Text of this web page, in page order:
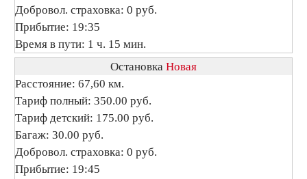
Добровол. страховка: 0 руб.
Прибытие: 19:35
Время в пути: 1 ч. 15 мин.
Остановка Новая
Расстояние: 67,60 км.
Тариф полный: 350.00 руб.
Тариф детский: 175.00 руб.
Багаж: 30.00 руб.
Добровол. страховка: 0 руб.
Прибытие: 19:45